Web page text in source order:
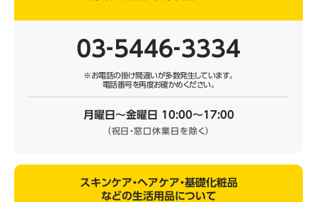
03‐5446‐3334
※お電話の掛け間違いが多数発生しています。
電話番号を再度お確かめください。
月曜日～金曜日 10:00～17:00
（祝日・窓口休業日を除く）
スキンケア・ヘアケア・基礎化粧品
などの生活用品について